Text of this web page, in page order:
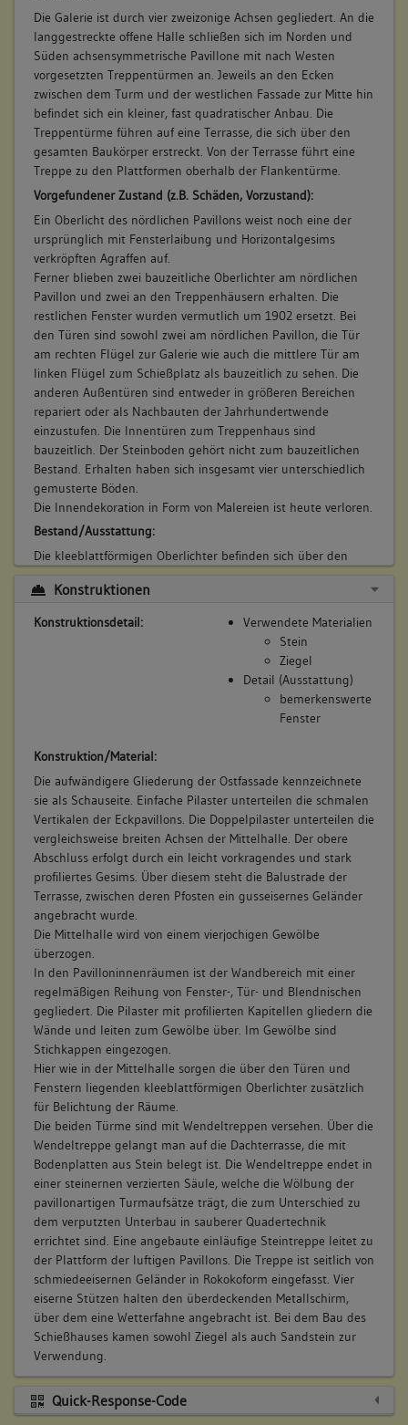
Terrasse/ Terrassierung
4. Bauphase:
(1902)
Rückbau der Wohnung und Umgestaltung der Westfassade
durch Dr. Fritz Hirsch (a).
Betroffene Gebäudeteile:
keine
Bauwerkstyp:
Freiflächen- bzw. Gartenelemente
Jagdanlage
Terrasse/ Terrassierung
5. Bauphase:
(1950 - 1959)
In den 1950er Jahren folgte das Einlassen eines Betonbodens
im südlichen Pavillon, das Zusetzen der Verbindungstür zum
Gang sowie der Ersatz der beiden Rundbogenfenster durch
neuzeitliche Holzsprossenfenster. (a)
Betroffene Gebäudeteile:
keine
Die Galerie ist durch vier zweizonige Achsen gegliedert. An die
langgestreckte offene Halle schließen sich im Norden und
Süden achsensymmetrische Pavillone mit nach Westen
vorgesetzten Treppentürmen an. Jeweils an den Ecken
zwischen dem Turm und der westlichen Fassade zur Mitte hin
befindet sich ein kleiner, fast quadratischer Anbau. Die
Treppentürme führen auf eine Terrasse, die sich über den
gesamten Baukörper erstreckt. Von der Terrasse führt eine
Treppe zu den Plattformen oberhalb der Flankentürme.
Vorgefundener Zustand (z.B. Schäden, Vorzustand):
Ein Oberlicht des nördlichen Pavillons weist noch eine der
ursprünglich mit Fensterlaibung und Horizontalgesims
verkröpften Agraffen auf.
Ferner blieben zwei bauzeitliche Oberlichter am nördlichen
Pavillon und zwei an den Treppenhäusern erhalten. Die
restlichen Fenster wurden vermutlich um 1902 ersetzt. Bei
den Türen sind sowohl zwei am nördlichen Pavillon, die Tür
am rechten Flügel zur Galerie wie auch die mittlere Tür am
linken Flügel zum Schießplatz als bauzeitlich zu sehen. Die
anderen Außentüren sind entweder in größeren Bereichen
repariert oder als Nachbauten der Jahrhundertwende
einzustufen. Die Innentüren zum Treppenhaus sind
bauzeitlich. Der Steinboden gehört nicht zum bauzeitlichen
Bestand. Erhalten haben sich insgesamt vier unterschiedlich
gemusterte Böden.
Die Innendekoration in Form von Malereien ist heute verloren.
Bestand/Ausstattung:
Die kleeblattförmigen Oberlichter befinden sich über den
Durchgängen, Fenstern und Türen an der Galerie und den
Pavillons. Der Turmbereich ist mit Korbbögen ausgestattet.
Die Pavilloninnenräume werden von Pilastern geschmückt
und sind überwölbt. Die Türme sind mit steinernen
Blechschirmkonstruktion, die sich stilistisch in die
zeitgenössische Chinamode einpassen, überdacht. Die
Gewölbestützen in den Treppentürmen sind stuckiert. Die
Treppenläufe werden seitlich von schmiedeeisernen
Geländern nach Rokoko-Manier begleitet. Die bekrönenden
Baldachine weisen vier eiserne Stützen in Form von
Palmwedeln, die in Amphoren fußen, auf. Diese tragen das
als Sonnenschirm fungierendes Dach. Zum obersten
Abschluss wurde eine Wetterfahne angebracht. Die
Balustrade der Dachterrasse besteht aus einem steinernen
Postament sowie einem gusseisernen Geländer.
Konstruktionen
Konstruktionsdetail:
Verwendete Materialien
Stein
Ziegel
Detail (Ausstattung)
bemerkenswerte
Fenster
Konstruktion/Material:
Die aufwändigere Gliederung der Ostfassade kennzeichnete
sie als Schauseite. Einfache Pilaster unterteilen die schmalen
Vertikalen der Eckpavillons. Die Doppelpilaster unterteilen die
vergleichsweise breiten Achsen der Mittelhalle. Der obere
Abschluss erfolgt durch ein leicht vorkragendes und stark
profiliertes Gesims. Über diesem steht die Balustrade der
Terrasse, zwischen deren Pfosten ein gusseisernes Geländer
angebracht wurde.
Die Mittelhalle wird von einem vierjochigen Gewölbe
überzogen.
In den Pavilloninnenräumen ist der Wandbereich mit einer
regelmäßigen Reihung von Fenster-, Tür- und Blendnischen
gegliedert. Die Pilaster mit profilierten Kapitellen gliedern die
Wände und leiten zum Gewölbe über. Im Gewölbe sind
Stichkappen eingezogen.
Hier wie in der Mittelhalle sorgen die über den Türen und
Fenstern liegenden kleeblattförmigen Oberlichter zusätzlich
für Belichtung der Räume.
Die beiden Türme sind mit Wendeltreppen versehen. Über die
Wendeltreppe gelangt man auf die Dachterrasse, die mit
Bodenplatten aus Stein belegt ist. Die Wendeltreppe endet in
einer steinernen verzierten Säule, welche die Wölbung der
pavillonartigen Turmaufsätze trägt, die zum Unterschied zu
dem verputzten Unterbau in sauberer Quadertechnik
errichtet sind. Eine angebaute einläufige Steintreppe leitet zu
der Plattform der luftigen Pavillons. Die Treppe ist seitlich von
schmiedeeisernen Geländer in Rokokoform eingefasst. Vier
eiserne Stützen halten den überdeckenden Metallschirm,
über dem eine Wetterfahne angebracht ist. Bei dem Bau des
Schießhauses kamen sowohl Ziegel als auch Sandstein zur
Verwendung.
Quick-Response-Code